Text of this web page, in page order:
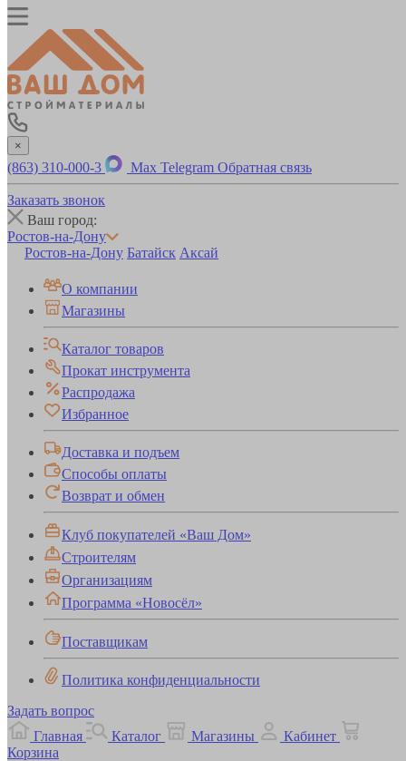
×
(863) 310-000-3 Max Telegram Обратная связь
Заказать звонок
Ваш город:
Ростов-на-Дону
Ростов-на-Дону Батайск Аксай
О компании
Магазины
Каталог товаров
Прокат инструмента
Распродажа
Избранное
Доставка и подъем
Способы оплаты
Возврат и обмен
Клуб покупателей «Ваш Дом»
Строителям
Организациям
Программа «Новосёл»
Поставщикам
Политика конфиденциальности
Задать вопрос
Главная
Каталог Магазины
Кабинет
Корзина